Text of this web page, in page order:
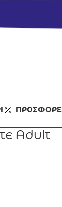
Adult